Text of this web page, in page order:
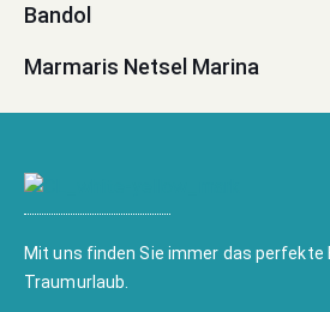
Bandol
Marmaris Netsel Marina
Mit uns finden Sie immer das perfekte
Traumurlaub.